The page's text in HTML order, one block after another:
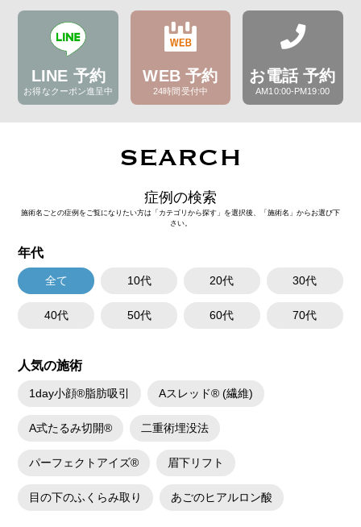
LINE 予約
お得なクーポン進呈中
WEB 予約
24時間受付中
お電話 予約
AM10:00-PM19:00
SEARCH
症例の検索
施術名ごとの症例をご覧になりたい方は「カテゴリから探す」を選択後、「施術名」からお選び下
さい。
年代
全て 10代 20代 30代
40代 50代 60代 70代
人気の施術
1day小顔®脂肪吸引 Aスレッド® (繊維)
A式たるみ切開® 二重術埋没法
パーフェクトアイズ® 眉下リフト
目の下のふくらみ取り あごのヒアルロン酸